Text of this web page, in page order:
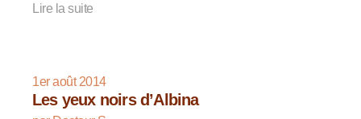
Lire la suite
1er août 2014
Les yeux noirs d’Albina